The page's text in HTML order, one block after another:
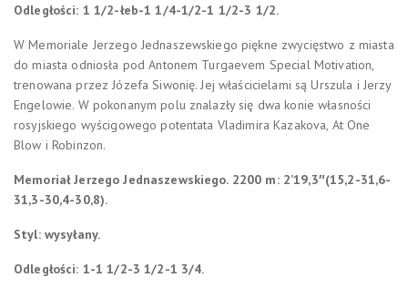
Odległości: 1 1/2-łeb-1 1/4-1/2-1 1/2-3 1/2.
W Memoriale Jerzego Jednaszewskiego piękne zwycięstwo z miasta
do miasta odniosła pod Antonem Turgaevem Special Motivation,
trenowana przez Józefa Siwonię. Jej właścicielami są Urszula i Jerzy
Engelowie. W pokonanym polu znalazły się dwa konie własności
rosyjskiego wyścigowego potentata Vladimira Kazakova, At One
Blow i Robinzon.
Memoriał Jerzego Jednaszewskiego. 2200 m: 2’19,3″(15,2-31,6-
31,3-30,4-30,8).
Styl: wysyłany.
Odległości: 1-1 1/2-3 1/2-1 3/4.